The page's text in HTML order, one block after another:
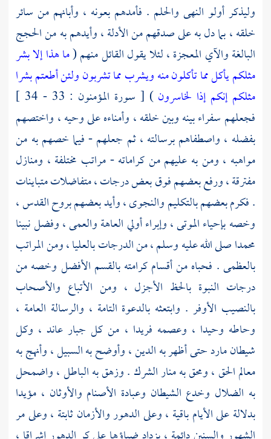
وليذكر أولو النهى والحلم . فأمدهم بعونه ، وأبانهم من سائر
خلقه ، بما دل به على صدقهم من الأدلة ، وأيدهم به من الحجج
البالغة والآي المعجزة ، لئلا يقول القائل منهم (ما هذا إلا بشر
مثلكم يأكل مما تأكلون منه ويشرب مما تشربون ولئن أطعتم بشرا
مثلكم إنكم إذا لخاسرون
) [ سورة المؤمنون : 33 - 34 ]
فجعلهم سفراء بينه وبين خلقه ، وأمناءه على وحيه ، واختصهم
بفضله ، واصطفاهم برسالته ، ثم جعلهم - فيما خصهم به من
مواهبه ، ومن به عليهم من كراماته - مراتب مختلفة ، ومنازل
مفترقة ، ورفع بعضهم فوق بعض درجات ، متفاضلات متباينات
. فكرم بعضهم بالتكليم والنجوى ، وأيد بعضهم بروح القدس ،
وخصه بإحياء الموتى ، وإبراء أولي العاهة والعمى ، وفضل نبينا
محمداصلى الله عليه وسلم ، من الدرجات بالعليا ، ومن المراتب
بالعظمى . فحباه من أقسام كرامته بالقسم الأفضل وخصه من
درجات النبوة بالحظ الأجزل ، ومن الأتباع والأصحاب
بالنصيب الأوفر . وابتعثه بالدعوة التامة ، والرسالة العامة ،
وحاطه وحيدا ، وعصمه فريدا ، من كل جبار عاند ، وكل
شيطان مارد حتى أظهر به الدين ، وأوضح به السبيل ، وأنهج به
معالم الحق ، ومحق به منار الشرك . وزهق به الباطل ، واضمحل
به الضلال وخدع الشيطان وعبادة الأصنام والأوثان ، مؤيدا
بدلالة على الأيام باقية ، وعلى الدهور والأزمان ثابتة ، وعلى مر